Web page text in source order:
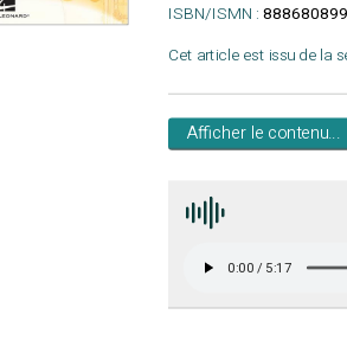
ISBN/ISMN :
Cet article est issu de la
Afficher le contenu...